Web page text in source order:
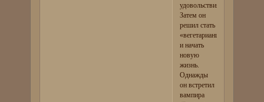
удовольствия.
Затем он
решил стать
«вегетарианцем»
и начать
новую
жизнь.
Однажды
он встретил
вампира